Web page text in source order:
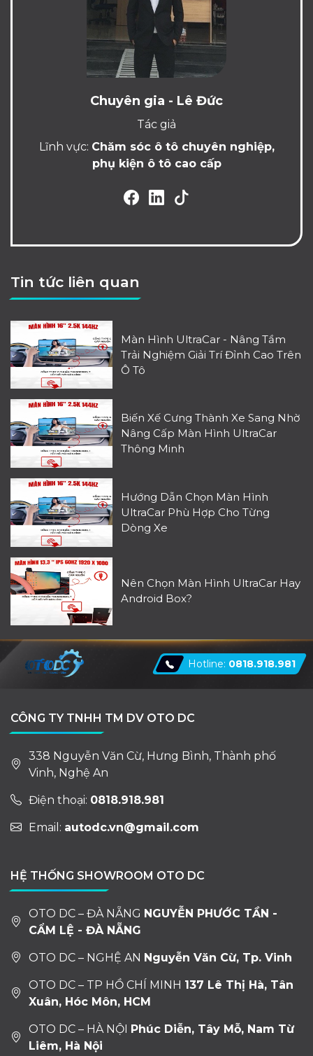
Chuyên gia - Lê Đức
Tác giả
Lĩnh vực: Chăm sóc ô tô chuyên nghiệp,
phụ kiện ô tô cao cấp
Tin tức liên quan
Màn Hình UltraCar - Nâng Tầm
Trải Nghiệm Giải Trí Đỉnh Cao Trên
Ô Tô
Biến Xế Cưng Thành Xe Sang Nhờ
Nâng Cấp Màn Hình UltraCar
Thông Minh
Hướng Dẫn Chọn Màn Hình
UltraCar Phù Hợp Cho Từng
Dòng Xe
Nên Chọn Màn Hình UltraCar Hay
Android Box?
Hotline: 0818.918.981
CÔNG TY TNHH TM DV OTO DC
338 Nguyễn Văn Cừ, Hưng Bình, Thành phố
Vinh, Nghệ An
Điện thoại: 0818.918.981
Email: autodc.vn@gmail.com
HỆ THỐNG SHOWROOM OTO DC
OTO DC – ĐÀ NẴNG NGUYỄN PHƯỚC TẦN -
CẨM LỆ - ĐÀ NẴNG
OTO DC – NGHỆ AN Nguyễn Văn Cừ, Tp. Vinh
OTO DC – TP HỒ CHÍ MINH 137 Lê Thị Hà, Tân
Xuân, Hóc Môn, HCM
OTO DC – HÀ NỘI Phúc Diễn, Tây Mỗ, Nam Từ
Liêm, Hà Nội